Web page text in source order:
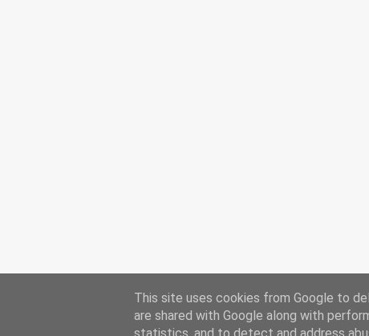
This site uses cookies from Google to
are shared with Google along with